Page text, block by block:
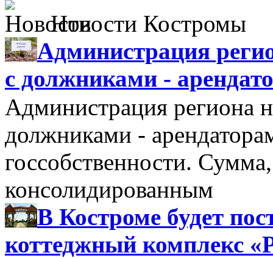
Новости Костромы
Администрация
с должниками -
Администрация региона
должниками -
госсобственности.
консолидированным
В Костроме будет
коттеджный комплекс